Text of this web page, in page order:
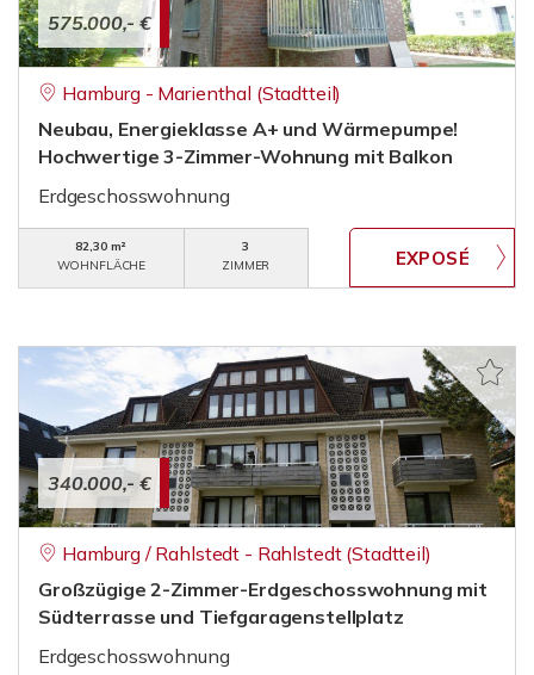
575.000,- €
Hamburg - Marienthal (Stadtteil)
Neubau, Energieklasse A+ und Wärmepumpe!
Hochwertige 3-Zimmer-Wohnung mit Balkon
Erdgeschosswohnung
82,30 m²
WOHNFLÄCHE
3
ZIMMER
340.000,- €
Hamburg / Rahlstedt - Rahlstedt (Stadtteil)
Großzügige 2-Zimmer-Erdgeschosswohnung mit
Südterrasse und Tiefgaragenstellplatz
Erdgeschosswohnung